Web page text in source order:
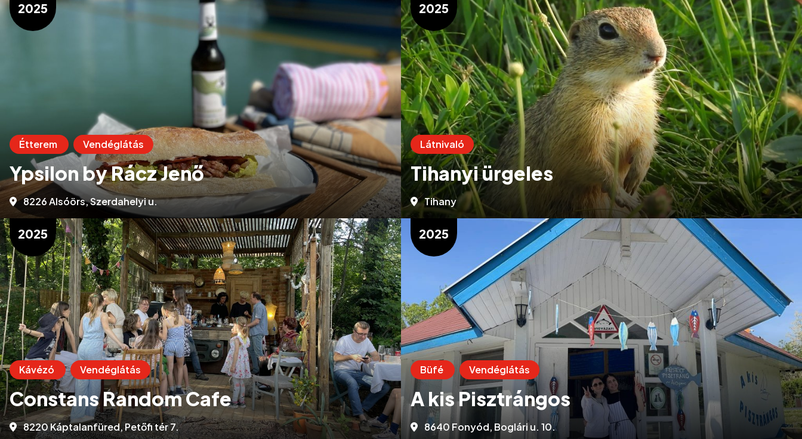
2025
Étterem Vendéglátás
Ypsilon by Rácz Jenő
8226 Alsóörs, Szerdahelyi u.
2025
Látnivaló
Tihanyi ürgeles
Tihany
2025
Kávézó Vendéglátás
Constans Random Cafe
8220 Káptalanfüred, Petőfi tér 7.
2025
Büfé Vendéglátás
A kis Pisztrángos
8640 Fonyód, Boglári u. 10.